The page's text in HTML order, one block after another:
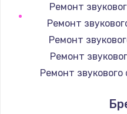
Замена
Замена
Ремонт
Ремонт
Ремонт
Ремонт
Ремонт
Ремонт